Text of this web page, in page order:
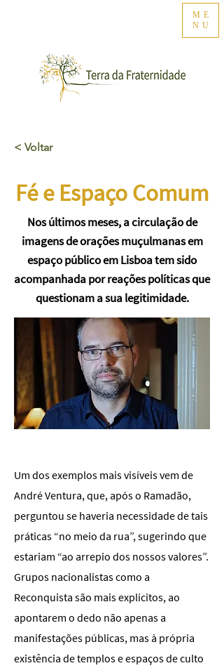
ME
NU
< Voltar
Fé e Espaço Comum
Nos últimos meses, a circulação de
imagens de orações muçulmanas em
espaço público em Lisboa tem sido
acompanhada por reações políticas que
questionam a sua legitimidade.
Um dos exemplos mais visíveis vem de
André Ventura, que, após o Ramadão,
perguntou se haveria necessidade de tais
práticas “no meio da rua”, sugerindo que
estariam “ao arrepio dos nossos valores”.
Grupos nacionalistas como a
Reconquista são mais explícitos, ao
apontarem o dedo não apenas a
manifestações públicas, mas à própria
existência de templos e espaços de culto